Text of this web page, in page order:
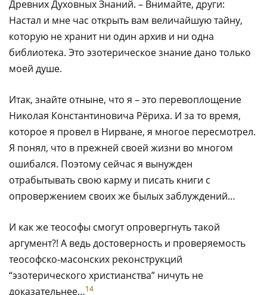
Древних Духовных Знаний. – Внимайте, други:
Настал и мне час открыть вам величайшую тайну,
которую не хранит ни один архив и ни одна
библиотека. Это эзотерическое знание дано только
моей душе.
Итак, знайте отныне, что я – это перевоплощение
Николая Константиновича Рёриха. И за то время,
которое я провел в Нирване, я многое пересмотрел.
Я понял, что в прежней своей жизни во многом
ошибался. Поэтому сейчас я вынужден
отрабытывать свою карму и писать книги с
опровержением своих же былых заблуждений…
И как же теософы смогут опровергнуть такой
аргумент?! А ведь достоверность и проверяемость
теософско-масонских реконструкций
“эзотерического христианства” ничуть не
доказательнее…14